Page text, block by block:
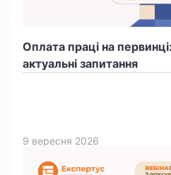
Оплата праці на
актуальні запитання
9 вересня 2026